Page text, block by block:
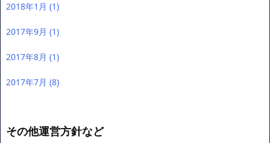
2018年1月 (1)
2017年9月 (1)
2017年8月 (1)
2017年7月 (8)
その他運営方針など